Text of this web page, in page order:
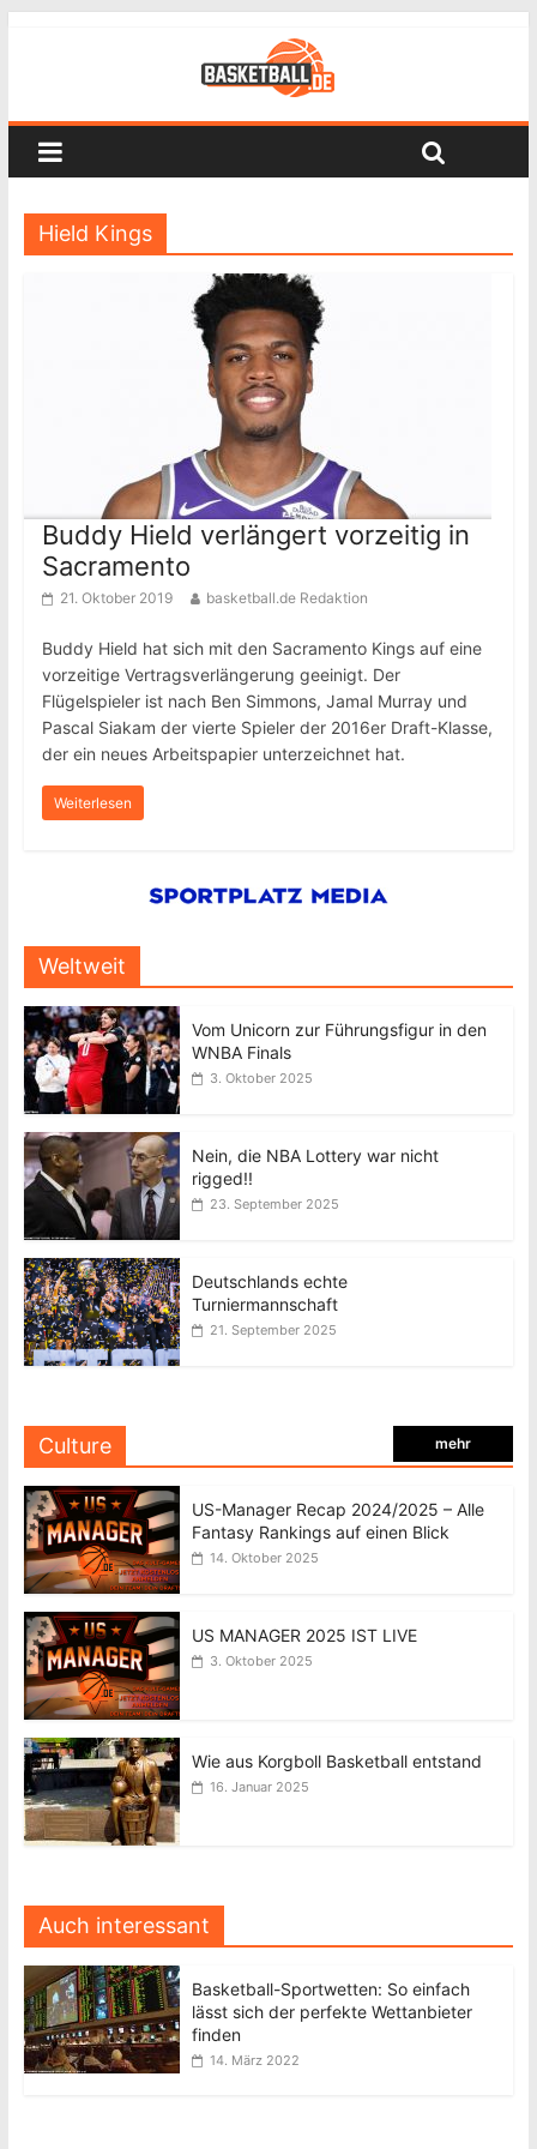
Hield Kings
Buddy Hield verlängert vorzeitig in
Sacramento
21. Oktober 2019 basketball.de Redaktion
Buddy Hield hat sich mit den Sacramento Kings auf eine
vorzeitige Vertragsverlängerung geeinigt. Der
Flügelspieler ist nach Ben Simmons, Jamal Murray und
Pascal Siakam der vierte Spieler der 2016er Draft-Klasse,
der ein neues Arbeitspapier unterzeichnet hat.
Weiterlesen
Weltweit
Vom Unicorn zur Führungsfigur in den
WNBA Finals
3. Oktober 2025
Nein, die NBA Lottery war nicht
rigged!!
23. September 2025
Deutschlands echte
Turniermannschaft
21. September 2025
Culture mehr
US-Manager Recap 2024/2025 – Alle
Fantasy Rankings auf einen Blick
14. Oktober 2025
US MANAGER 2025 IST LIVE
3. Oktober 2025
Wie aus Korgboll Basketball entstand
16. Januar 2025
Auch interessant
Basketball-Sportwetten: So einfach
lässt sich der perfekte Wettanbieter
finden
14. März 2022